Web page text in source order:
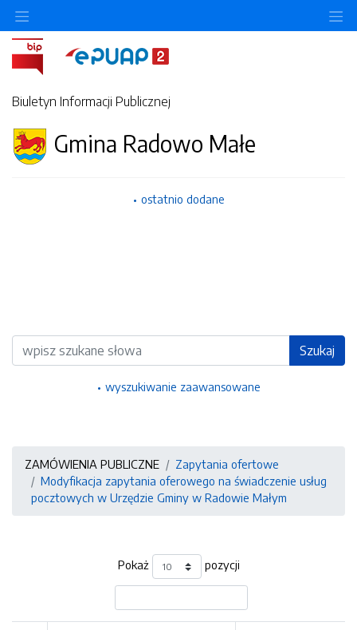
Biuletyn Informacji Publicznej
Gmina Radowo Małe
ostatnio dodane
Wyszukiwarka Szukaj
wyszukiwanie zaawansowane
ZAMÓWIENIA PUBLICZNE
Zapytania ofertowe
Modyfikacja zapytania oferowego na świadczenie usług
pocztowych w Urzędzie Gminy w Radowie Małym
Pokaż pozycji